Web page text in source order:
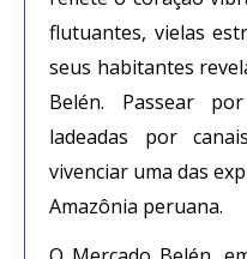
flutuantes, vielas
seus habitantes
Belén. Passear
ladeadas por
vivenciar uma das
Amazônia peruana.